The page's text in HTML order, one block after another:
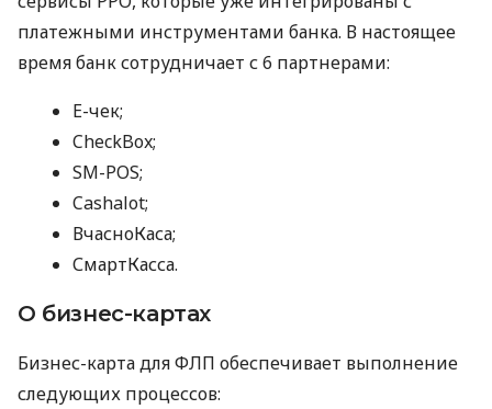
платежными инструментами банка. В настоящее
время банк сотрудничает с 6 партнерами:
E-чек;
CheckBox;
SM-POS;
Cashalot;
ВчасноКаса;
СмартКасса.
О бизнес-картах
Бизнес-карта для ФЛП обеспечивает выполнение
следующих процессов: